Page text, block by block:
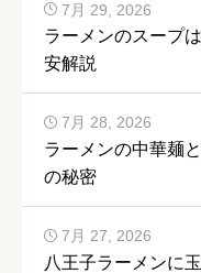
ラーメンのスープ
安解説
7月 29, 2026
ラーメンの中華麺
の秘密
7月 28, 2026
八王子ラーメンに
7月 27, 2026